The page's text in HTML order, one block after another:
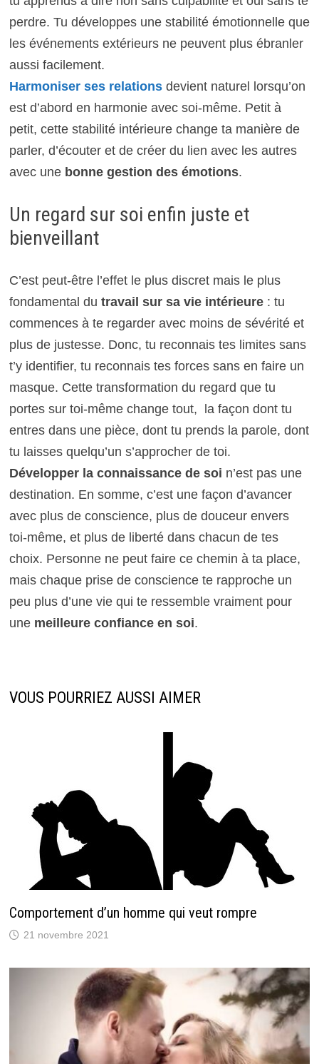
perdre. Tu développes une stabilité émotionnelle que
les événements extérieurs ne peuvent plus ébranler
aussi facilement.
Harmoniser ses relationsdevient naturel lorsqu’on
est d’abord en harmonie avec soi-même. Petit à
petit, cette stabilité intérieure change ta manière de
parler, d’écouter et de créer du lien avec les autres
avec une bonne gestion des émotions.
Un regard sur soi enfin juste et
bienveillant
C’est peut-être l’effet le plus discret mais le plus
fondamental du travail sur sa vie intérieure: tu
commences à te regarder avec moins de sévérité et
plus de justesse. Donc, tu reconnais tes limites sans
t’y identifier, tu reconnais tes forces sans en faire un
masque. Cette transformation du regard que tu
portes sur toi-même change tout, la façon dont tu
entres dans une pièce, dont tu prends la parole, dont
tu laisses quelqu’un s’approcher de toi.
Développer la connaissance de soi n’est pas une
destination. En somme, c’est une façon d’avancer
avec plus de conscience, plus de douceur envers
toi-même, et plus de liberté dans chacun de tes
choix. Personne ne peut faire ce chemin à ta place,
mais chaque prise de conscience te rapproche un
peu plus d’une vie qui te ressemble vraiment pour
une meilleure confiance en soi.
VOUS POURRIEZ AUSSI AIMER
Comportement d’un homme qui veut rompre
21 novembre 2021